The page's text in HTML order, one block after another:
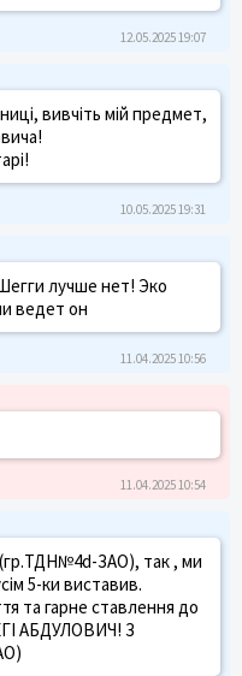
12.05.2025 19:07
вивчіть мій предмет,
10.05.2025 19:31
лучше нет! Эко
ведет он
11.04.2025 10:56
11.04.2025 10:54
(гр.ТДН№4d-ЗАО), так , ми
5-ки виставив.
та гарне ставлення до
АБДУЛОВИЧ! З